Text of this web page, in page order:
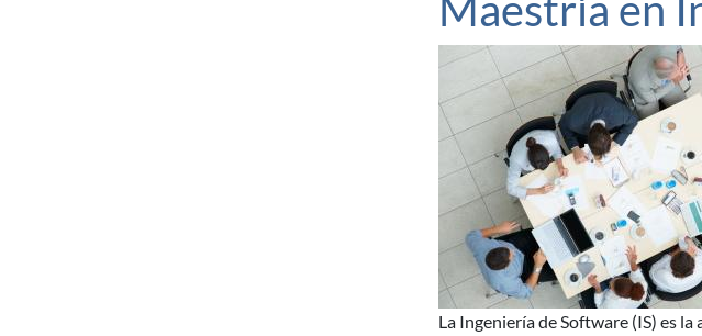
La Ingeniería de Software (IS) es